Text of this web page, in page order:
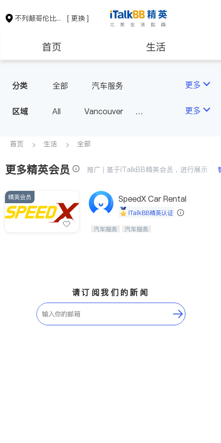
不列颠哥伦比亚省 [ 更换 ]
首页 生活
保险理财
会计师
分类 全部 汽车服务 更多
区域 All
Vancouver
Surrey
Port Coquitlam
Victoria
New Westminster
Langley
Port Moody
Maple Ridge
Kelowna
更多
首页 生活 全部
更多精英会员 推广 | 基于iTalkBB精英会员，进行展示
精英会员 SpeedX Car Rental
iTalkBB精英认证
【SpeedX私家车代理租赁】出租您的
汽车服务 汽车服务
请订阅我们的新闻